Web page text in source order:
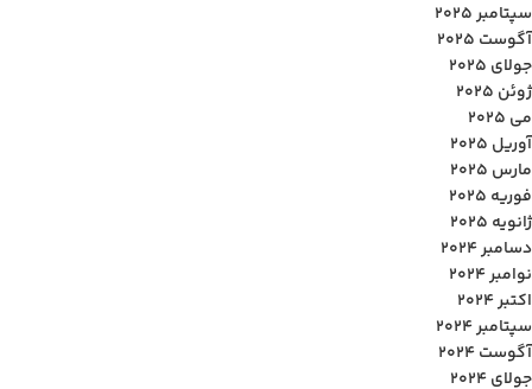
سپتامبر 2025
آگوست 2025
جولای 2025
ژوئن 2025
می 2025
آوریل 2025
مارس 2025
فوریه 2025
ژانویه 2025
دسامبر 2024
نوامبر 2024
اکتبر 2024
سپتامبر 2024
آگوست 2024
جولای 2024